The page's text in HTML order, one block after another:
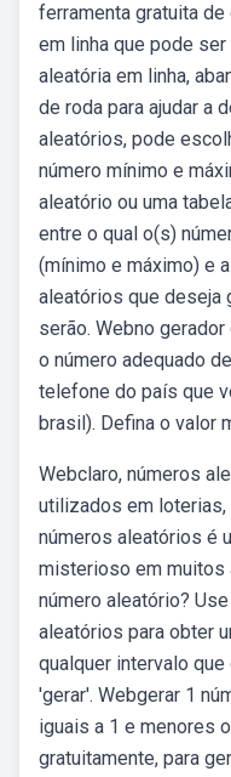
ferramenta gratuita
em linha que pode
aleatória em linha,
de roda para ajudar a
aleatórios, pode
número mínimo e
aleatório ou uma
entre o qual o(s)
(mínimo e máximo) e
aleatórios que deseja
serão. Webno
o número adequado
telefone do país que
brasil). Defina o valor
Webclaro, números
utilizados em
números aleatórios é
misterioso em muitos
número aleatório?
aleatórios para obter
qualquer intervalo
'gerar'. Webgerar 1
iguais a 1 e menores
gratuitamente, para